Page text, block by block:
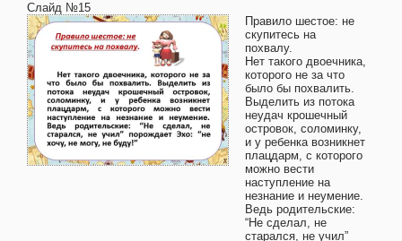
Слайд №15
Правило шестое: не
скупитесь на
похвалу.
Нет такого двоечника,
которого не за что
было бы похвалить.
Выделить из потока
неудач крошечный
островок, соломинку,
и у ребенка возникнет
плацдарм, с которого
можно вести
наступление на
незнание и неумение.
Ведь родительские:
“Не сделал, не
старался, не учил”